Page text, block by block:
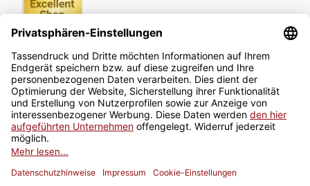
Newsletter